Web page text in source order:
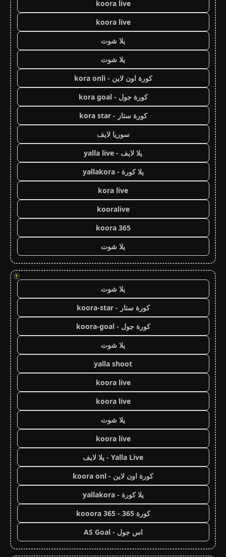
koora live
koora live
يلا شوت
يلا شوت
كورة اون لاين - kora onli
كورة جول - kora goal
كورة ستار - kora star
سوريا لايف
يلا لايف - yalla live
يلا كورة - yallakora
kora live
kooralive
koora 365
يلا شوت
!
يلا شوت
كورة ستار - koora-star
كورة جول - koora-goal
يلا شوت
yalla shoot
koora live
koora live
يلا شوت
koora live
Yalla Live - يلا لايف
كورة اون لاين - koora onl
يلا كورة - yallakora
كورة 365 - kooora 365
اس جول - AS Goal